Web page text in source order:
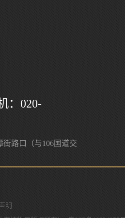
：020-
路口（与106国道交
明